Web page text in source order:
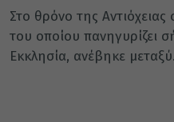
Στο θρόνο της Αντιόχειας
του οποίου πανηγυρίζει
Εκκλησία, ανέβηκε